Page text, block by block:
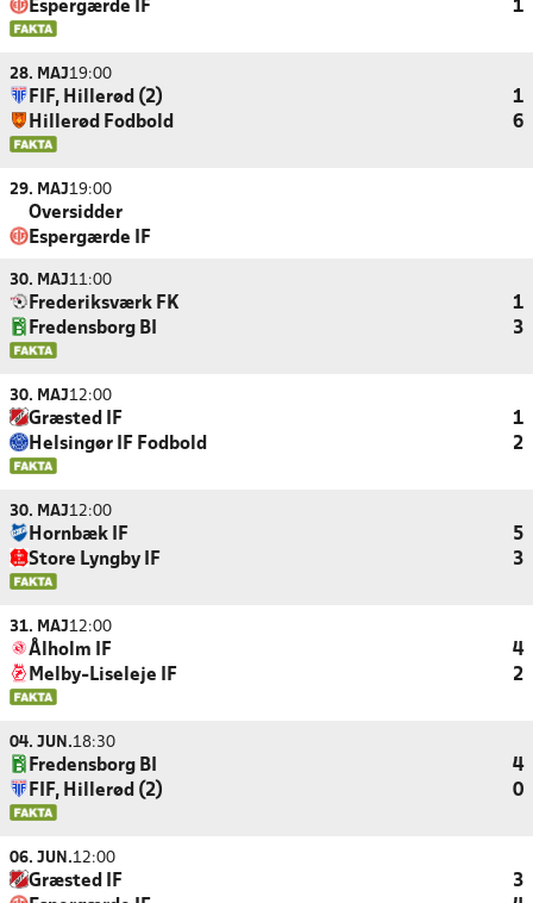
Espergærde IF
1
28. MAJ19:00
FIF, Hillerød (2)
1
Hillerød Fodbold
6
29. MAJ19:00
Oversidder
Espergærde IF
30. MAJ11:00
Frederiksværk FK
1
Fredensborg BI
3
30. MAJ12:00
Græsted IF
1
Helsingør IF Fodbold
2
30. MAJ12:00
Hornbæk IF
5
Store Lyngby IF
3
31. MAJ12:00
Ålholm IF
4
Melby-Liseleje IF
2
04. JUN.18:30
Fredensborg BI
4
FIF, Hillerød (2)
0
06. JUN.12:00
Græsted IF
3